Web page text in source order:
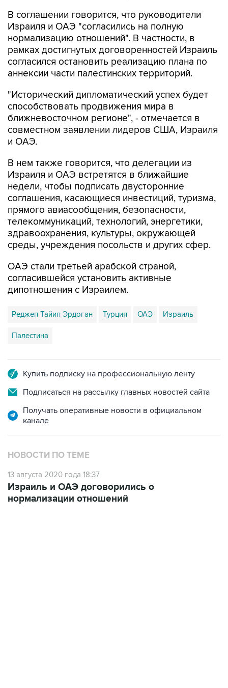
В соглашении говорится, что руководители
Израиля и ОАЭ "согласились на полную
нормализацию отношений". В частности, в
рамках достигнутых договоренностей Израиль
согласился остановить реализацию плана по
аннексии части палестинских территорий.
"Исторический дипломатический успех будет
способствовать продвижения мира в
ближневосточном регионе", - отмечается в
совместном заявлении лидеров США, Израиля
и ОАЭ.
В нем также говорится, что делегации из
Израиля и ОАЭ встретятся в ближайшие
недели, чтобы подписать двусторонние
соглашения, касающиеся инвестиций, туризма,
прямого авиасообщения, безопасности,
телекоммуникаций, технологий, энергетики,
здравоохранения, культуры, окружающей
среды, учреждения посольств и других сфер.
ОАЭ стали третьей арабской страной,
согласившейся установить активные
дипотношения с Израилем.
Реджеп Тайип Эрдоган Турция ОАЭ Израиль
Палестина
Купить подписку на профессиональную ленту
Подписаться на рассылку главных новостей сайта
Получать оперативные новости в официальном
канале
НОВОСТИ ПО ТЕМЕ
13 августа 2020 года 18:37
Израиль и ОАЭ договорились о
нормализации отношений